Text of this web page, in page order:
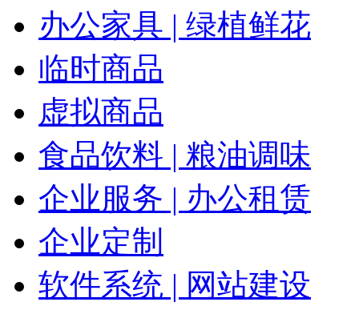
办公家具 | 绿植鲜花
临时商品
虚拟商品
食品饮料 | 粮油调味
企业服务 | 办公租赁
企业定制
软件系统 | 网站建设